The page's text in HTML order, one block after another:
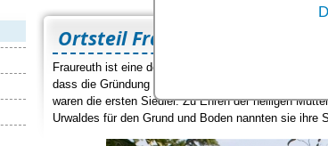
Ortsteil Fraureuth
Fraureuth ist eine der jüngeren Siedlungen des
dass die Gründung durch die Vögte von Weida
waren die ersten Siedler. Zu Ehren der heiligen
Urwaldes für den Grund und Boden nannten sie ihre